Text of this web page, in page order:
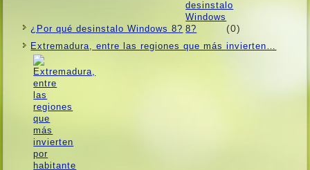
¿Por qué desinstalo Windows 8? (0)
Extremadura, entre las regiones que más invierten…